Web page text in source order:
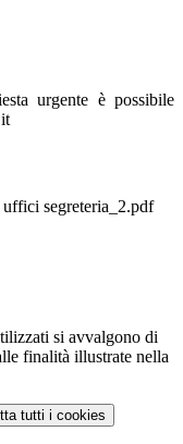
urgente è possibile
segreteria_2.pdf
si avvalgono di
finalità illustrate nella
tutti i cookies